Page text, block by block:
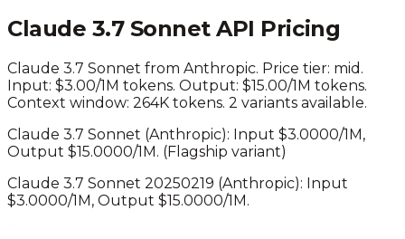
Claude 3.7 SonnetAPI Pricing
Claude 3.7 Sonnet from Anthropic. Price tier: mid .
Input: $3.00/1M tokens. Output: $15.00/1M tokens.
Context window: 264K tokens. 2 variants available.
Claude 3.7 Sonnet (Anthropic): Input $3.0000/1M,
Output $15.0000/1M. (Flagship variant)
Claude 3.7 Sonnet 20250219 (Anthropic): Input
$3.0000/1M, Output $15.0000/1M.